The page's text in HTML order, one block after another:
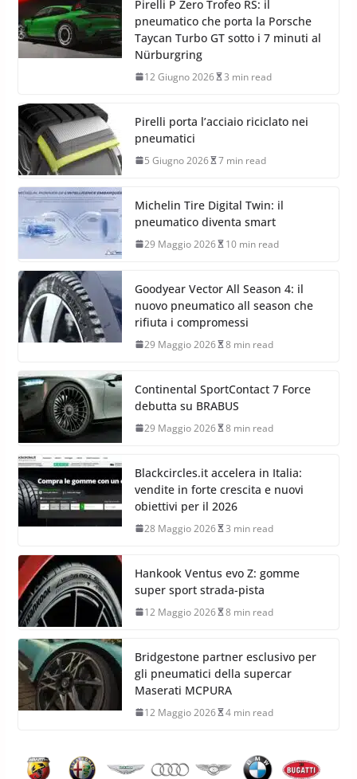
Pirelli P Zero Trofeo RS: il
pneumatico che porta la Porsche
Taycan Turbo GT sotto i 7 minuti al
Nürburgring
12 Giugno 2026 3 min read
Pirelli porta l’acciaio riciclato nei
pneumatici
5 Giugno 2026 7 min read
Michelin Tire Digital Twin: il
pneumatico diventa smart
29 Maggio 2026 10 min read
Goodyear Vector All Season 4: il
nuovo pneumatico all season che
rifiuta i compromessi
29 Maggio 2026 8 min read
Continental SportContact 7 Force
debutta su BRABUS
29 Maggio 2026 8 min read
Blackcircles.it accelera in Italia:
vendite in forte crescita e nuovi
obiettivi per il 2026
28 Maggio 2026 3 min read
Hankook Ventus evo Z: gomme
super sport strada-pista
12 Maggio 2026 8 min read
Bridgestone partner esclusivo per
gli pneumatici della supercar
Maserati MCPURA
12 Maggio 2026 4 min read